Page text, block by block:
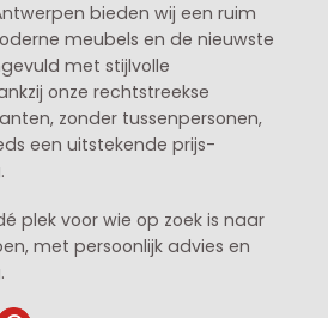
bieden wij een ruim
meubels en de nieuwste
met stijlvolle
onze rechtstreekse
zonder tussenpersonen,
een uitstekende prijs-
plek voor wie op zoek is naar
met persoonlijk advies en